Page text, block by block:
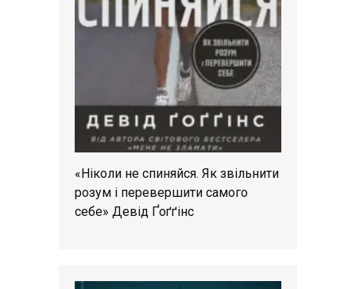
«Ніколи не спиняйся. Як звільнити
розум і перевершити самого
себе» Девід Ґоґґінс